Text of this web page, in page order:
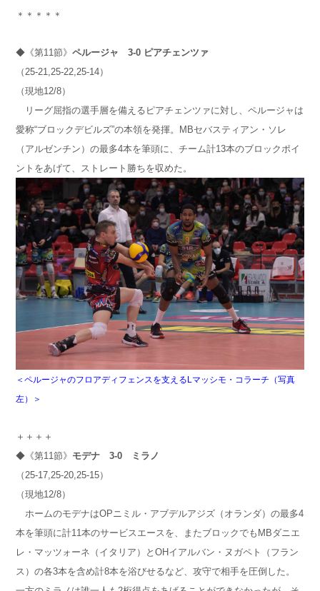
＊＊＊＊＊
◆《第11節》ペルージャ3-0 ピアチェンツァ
（25-21,25-22,25-14）
（現地12/8）
リーグ屈指の選手層を備えるピアチェンツァに対し、ペルージャは
愛称“ブロックデビルズ”の本領を発揮。MBセバスティアン・ソレ
（アルゼンチン）の最多4本を筆頭に、チーム計13本のブロックポイ
ントをあげて、ストレート勝ちを収めた。
＜ペルージャのフロアディフェンスを支えるLマッシモ・コラーチ（写真
左）＞
＋＋＋＋
◆《第11節》 モデナ3-0 ミラノ
（25-17,25-20,25-15）
（現地12/8）
ホームのモデナはOPニミル・アブデルアジズ（オランダ）の最多4
本を筆頭に計11本のサービスエースを、またブロックでもMBダニエ
レ・マッツォーネ（イタリア）とOHイアルバン・ヌガペト（フラン
ス）の各3本を含め計8本を浴びせるなど、攻守で相手を圧倒した。